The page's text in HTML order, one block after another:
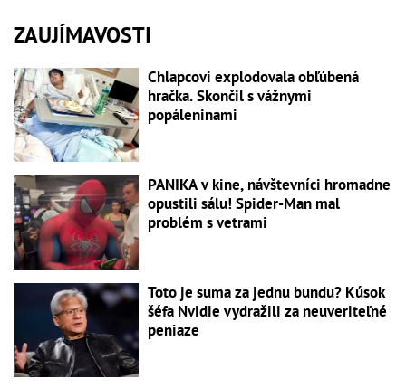
ZAUJÍMAVOSTI
Chlapcovi explodovala obľúbená
hračka. Skončil s vážnymi
popáleninami
PANIKA v kine, návštevníci hromadne
opustili sálu! Spider-Man mal
problém s vetrami
Toto je suma za jednu bundu? Kúsok
šéfa Nvidie vydražili za neuveriteľné
peniaze